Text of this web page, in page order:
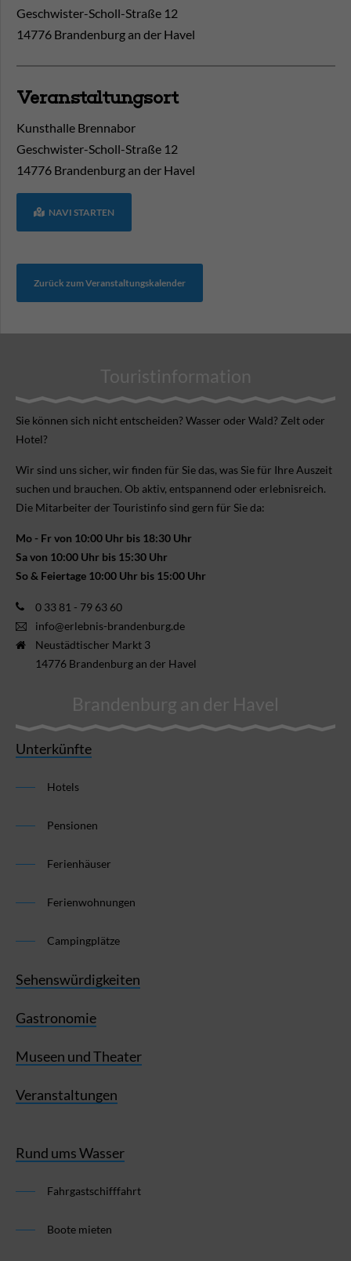
Geschwister-Scholl-Straße 12
14776 Brandenburg an der Havel
Veranstaltungsort
Kunsthalle Brennabor
Geschwister-Scholl-Straße 12
14776 Brandenburg an der Havel
NAVI STARTEN
Zurück zum Veranstaltungskalender
Touristinformation
Sie können sich nicht ent­scheiden? Wasser oder Wald? Zelt oder
Hotel?
Wir sind uns sicher, wir finden für Sie das, was Sie für Ihre Aus­zeit
suchen und brauchen. Ob aktiv, ent­spannend oder erlebnis­reich.
Die Mitarbeiter der Touristinfo sind gern für Sie da:
Mo - Fr von 10:00 Uhr bis 18:30 Uhr
Sa von 10:00 Uhr bis 15:30 Uhr
So & Feiertage 10:00 Uhr bis 15:00 Uhr
0 33 81 - 79 63 60
info@erlebnis-brandenburg.de
Neustädtischer Markt 3
14776 Brandenburg an der Havel
Brandenburg an der Havel
Unterkünfte
Hotels
Pensionen
Ferienhäuser
Ferienwohnungen
Campingplätze
Sehenswürdigkeiten
Gastronomie
Museen und Theater
Veranstaltungen
Rund ums Wasser
Fahrgastschifffahrt
Boote mieten